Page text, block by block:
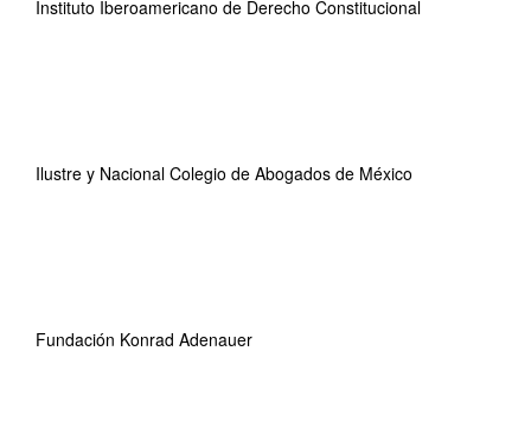
Instituto Iberoamericano de Derecho Constitucional
Ilustre y Nacional Colegio de Abogados de México
Fundación Konrad Adenauer